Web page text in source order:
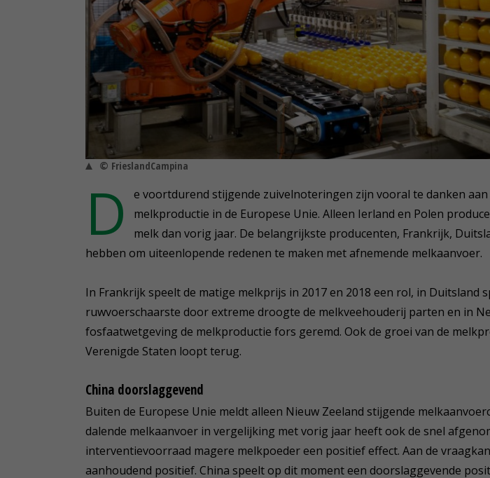
© FrieslandCampina
D
e voortdurend stijgende zuivelnoteringen zijn vooral te danken aan
melkproductie in de Europese Unie. Alleen Ierland en Polen
melk dan vorig jaar. De belangrijkste producenten, Frankrijk,
hebben om uiteenlopende redenen te maken met afnemende melkaanvoer.
In Frankrijk speelt de matige melkprijs in 2017 en 2018 een rol, in Duitsland
ruwvoerschaarste door extreme droogte de melkveehouderij parten en in
fosfaatwetgeving de melkproductie fors geremd. Ook de groei van de
Verenigde Staten loopt terug.
China doorslaggevend
Buiten de Europese Unie meldt alleen Nieuw Zeeland stijgende
dalende melkaanvoer in vergelijking met vorig jaar heeft ook de snel
interventievoorraad magere melkpoeder een positief effect. Aan de
aanhoudend positief. China speelt op dit moment een doorslaggevende